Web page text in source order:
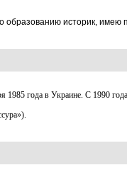
образованию историк, имею
1985 года в Украине. С 1990